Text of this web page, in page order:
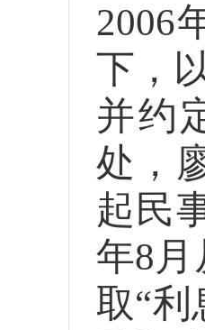
2006
下，
并约
处，
起民
年8
取“利